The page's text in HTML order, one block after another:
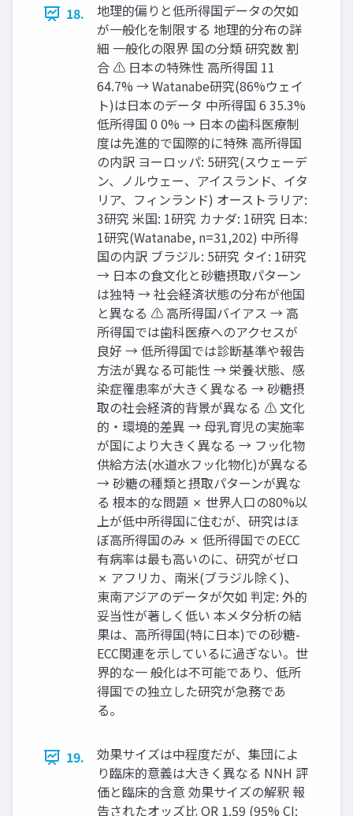
18.
地理的偏りと低所得国データの欠如
が一般化を制限する 地理的分布の詳
細 一般化の限界 国の分類 研究数 割
合 ⚠ 日本の特殊性 高所得国 11
64.7% → Watanabe研究(86%ウェイ
ト)は日本のデータ 中所得国 6 35.3%
低所得国 0 0% → 日本の歯科医療制
度は先進的で国際的に特殊 高所得国
の内訳 ヨーロッパ: 5研究(スウェーデ
ン、ノルウェー、アイスランド、イタ
リア、フィンランド) オーストラリア:
3研究 米国: 1研究 カナダ: 1研究 日本:
1研究(Watanabe, n=31,202) 中所得
国の内訳 ブラジル: 5研究 タイ: 1研究
→ 日本の食文化と砂糖摂取パターン
は独特 → 社会経済状態の分布が他国
と異なる ⚠ 高所得国バイアス → 高
所得国では歯科医療へのアクセスが
良好 → 低所得国では診断基準や報告
方法が異なる可能性 → 栄養状態、感
染症罹患率が大きく異なる → 砂糖摂
取の社会経済的背景が異なる ⚠ 文化
的・環境的差異 → 母乳育児の実施率
が国により大きく異なる → フッ化物
供給方法(水道水フッ化物化)が異なる
→ 砂糖の種類と摂取パターンが異な
る 根本的な問題 ✗ 世界人口の80%以
上が低中所得国に住むが、研究はほ
ぼ高所得国のみ ✗ 低所得国でのECC
有病率は最も高いのに、研究がゼロ
✗ アフリカ、南米(ブラジル除く)、
東南アジアのデータが欠如 判定: 外的
妥当性が著しく低い 本メタ分析の結
果は、高所得国(特に日本)での砂糖-
ECC関連を示しているに過ぎない。世
界的な一 般化は不可能であり、低所
得国での独立した研究が急務であ
る。
19.
効果サイズは中程度だが、集団によ
り臨床的意義は大きく異なる NNH 評
価と臨床的含意 効果サイズの解釈 報
告されたオッズ比 OR 1.59 (95% CI: